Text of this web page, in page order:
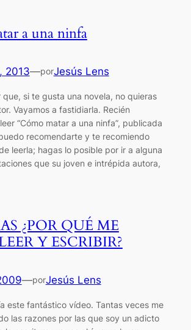
a una ninfa
2013—porJesús Lens
que, si te gusta una novela, no quieras
Vayamos a fastidiarla. Recién
“Cómo matar a una ninfa”, publicada
recomendarte y te recomiendo
leerla; hagas lo posible por ir a alguna
que su joven e intrépida autora,
¿POR QUÉ ME
Y ESCRIBIR?
—porJesús Lens
este fantástico vídeo. Tantas veces me
las razones por las que soy un adicto